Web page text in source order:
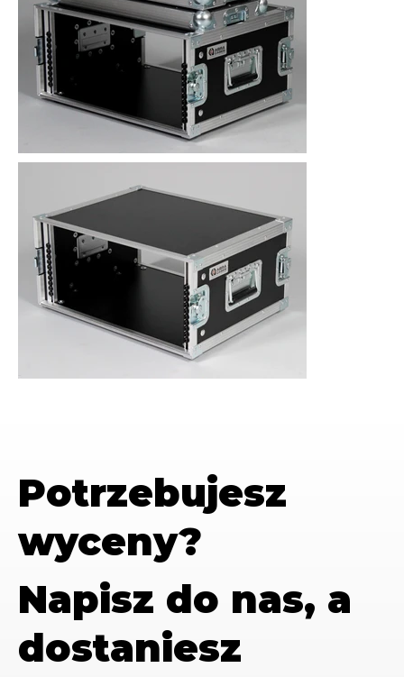
Potrzebujesz
wyceny?
Napisz do nas, a
dostaniesz